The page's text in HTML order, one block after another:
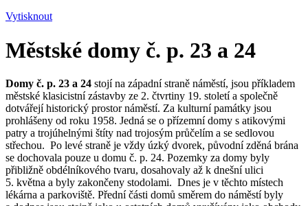
Vytisknout
Městské domy č. p. 23 a 24
Domy č. p. 23 a 24 stojí na západní straně náměstí, jsou příkladem
městské klasicistní zástavby ze 2. čtvrtiny 19. století a společně
dotvářejí historický prostor náměstí. Za kulturní památky jsou
prohlášeny od roku 1958. Jedná se o přízemní domy s atikovými
patry a trojúhelnými štíty nad trojosým průčelím a se sedlovou
střechou. Po levé straně je vždy úzký dvorek, původní zděná brána
se dochovala pouze u domu č. p. 24. Pozemky za domy byly
přibližně obdélníkového tvaru, dosahovaly až k dnešní ulici
5. května a byly zakončeny stodolami. Dnes je v těchto místech
lékárna a parkoviště. Přední části domů směrem do náměstí byly